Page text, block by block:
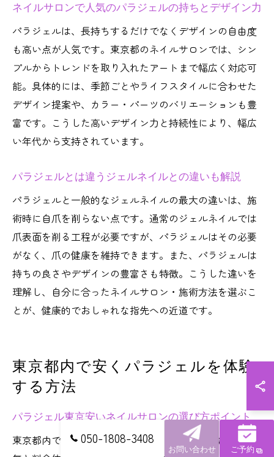
ネイルサロンで人気のパラジェルの持ちとデザイン力
パラジェルは、長持ちするだけでなくデザインの自由度
も高い点が人気です。東京都のネイルサロンでは、シン
プルからトレンドを取り入れたアートまで幅広く対応可
能。具体的には、季節ごとやライフスタイルに合わせた
デザイン提案や、カラー・パーツのバリエーションも豊
富です。こうした高いデザイン力と持続性により、幅広
い年代から支持されています。
パラジェルとは違うジェルネイルとの違いも解説
パラジェルと一般的なジェルネイルの最大の違いは、施
術時に自爪を削らない点です。通常のジェルネイルでは
爪表面を削る工程が必要ですが、パラジェルはその必要
がなく、爪の健康を維持できます。また、パラジェルは
持ちの良さやデザインの豊富さも特徴。こうした違いを
理解し、自分に合ったネイルサロン・施術方法を選ぶこ
とが、健康的でおしゃれな指先への近道です。
東京都内で安くパラジェルを体験
する方法
パラジェル東京安いネイルサロンの選び方ポイント
東京都内でネイルサロンを選ぶ際、パラジェル施術の有
050-1808-3408
お問い合わせ ご予約